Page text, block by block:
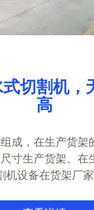
切割机，
高
成，在生产货架
寸生产货架。在
机设备在货架厂